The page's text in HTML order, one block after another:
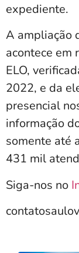
expediente.
A ampliação
acontece em
ELO,
2022, e da
presencial
informação
somente até
431 mil
Siga-nos no